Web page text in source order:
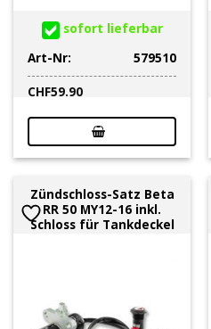
sofort lieferbar
Art-Nr:
579510
CHF59.90
Zündschloss-Satz Beta
RR 50 MY12-16 inkl.
Schloss für Tankdeckel